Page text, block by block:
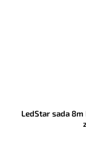
LedStar sada 8m